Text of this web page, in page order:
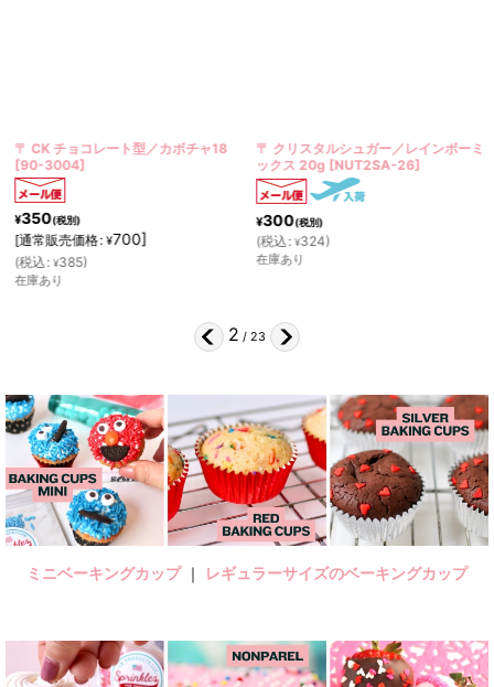
〒 CK チョコレート型／カボチャ18
[90-3004]
¥350(税別)
[通常販売価格: ¥700]
(税込: ¥385)
在庫あり
〒 クリスタルシュガー／レインボーミ
ックス 20g [NUT2SA-26]
¥300(税別)
(税込: ¥324)
在庫あり
2 / 23
ミニベーキングカップ｜ レギュラーサイズのベーキングカップ